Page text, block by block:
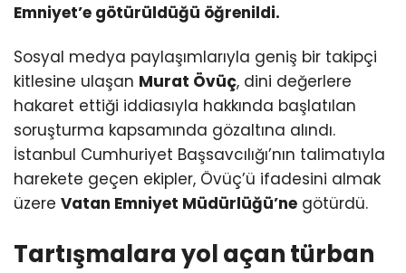
Emniyet’e götürüldüğü öğrenildi.
Sosyal medya paylaşımlarıyla geniş bir takipçi
kitlesine ulaşan Murat Övüç, dini değerlere
hakaret ettiği iddiasıyla hakkında başlatılan
soruşturma kapsamında gözaltına alındı.
İstanbul Cumhuriyet Başsavcılığı’nın talimatıyla
harekete geçen ekipler, Övüç’ü ifadesini almak
üzere Vatan Emniyet Müdürlüğü’ne götürdü.
Tartışmalara yol açan türban